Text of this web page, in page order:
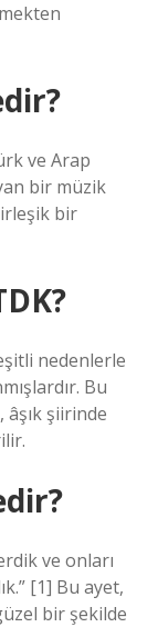
ve Arap
bir müzik
bir
nedenlerle
Bu
şiirinde
ve onları
[1] Bu ayet,
bir şekilde